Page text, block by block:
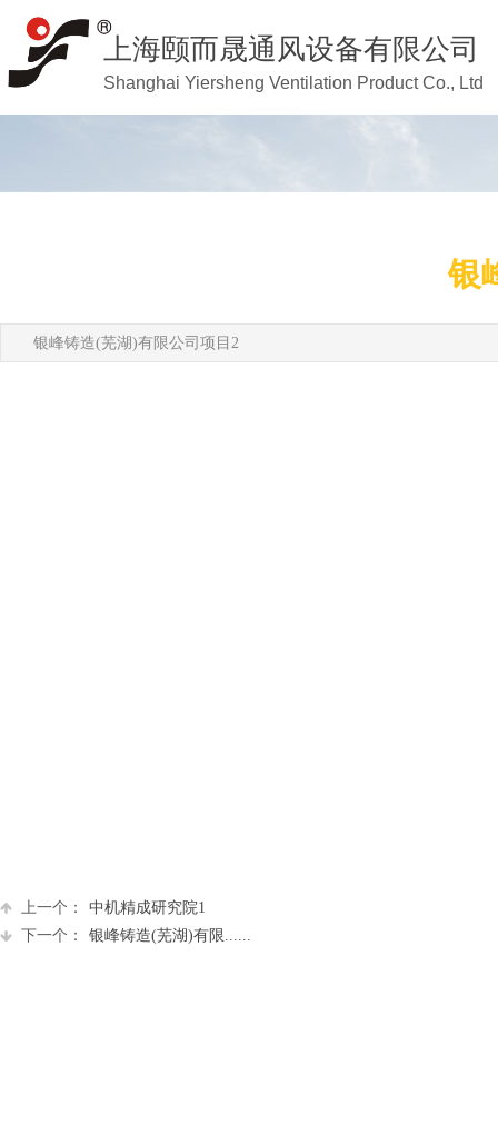
上海颐而晟通风设备有限公司
Shanghai Yiersheng Ventilation Product Co., Ltd
银
银峰铸造(芜湖)有限公司项目2
上一个：
中机精成研究院1
下一个：
银峰铸造(芜湖)有限......